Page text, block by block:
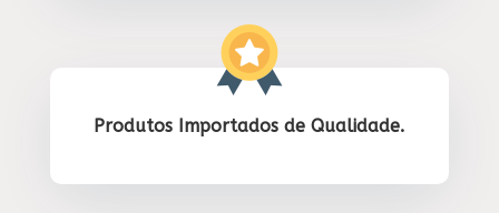
Produtos Importados de Qualidade.